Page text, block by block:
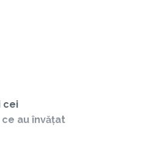
cei
au învățat